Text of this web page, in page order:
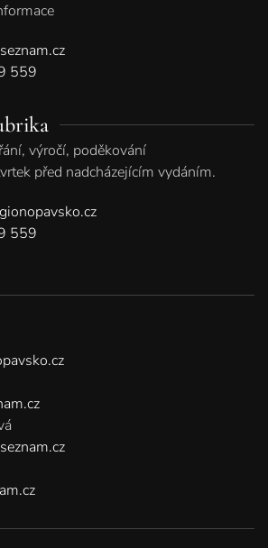
559
výročí, poděkování
před nadcházejícím vydáním.
559